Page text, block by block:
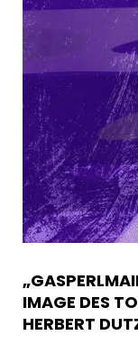
IMAGE DES
HERBERT